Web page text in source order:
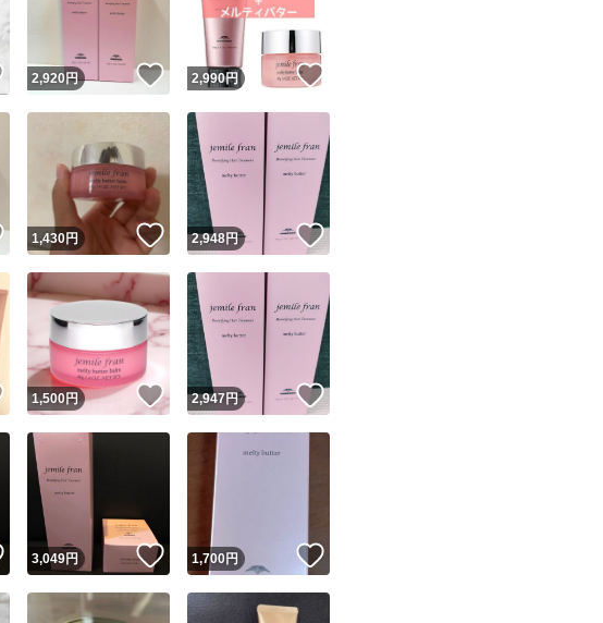
ユーザーの実績について
Yahoo!フリマが定めた一定の基準を満たしたユーザーにバッジを付与しています
安心取引出品者
安心取引出品者 Yahoo!フリマの基準をクリアした安心・安全なユーザーです
取引実績
取引実績◯+ このユーザーはYahoo!フリマの取引を完了させた実績があります
他フリマ実績◯+ このユーザーは他フリマサービスでの取引実績があります
スピード&安心発送
※このバッジは実績に基づく表示であり、発送を保証しているものではありません
スピード＆安心発送
このユーザーは高頻度で24時間以内＆設定した発送日数内に発送してい
ます
スピード発送 このユーザーは高頻度で24時間以内に発送しています
この商品の情報をコピーします
商品画像の無断転載は禁止されています
コピーは 1商品につき1回
出品ページへ
キャンセル
いいね！
2,920円 いいね！
2,990円
いいね！
1,430円 いいね！
2,948円 いいね！
いいね！
1,500円 いいね！
2,947円 いいね！
いいね！
3,049円 いいね！
1,700円